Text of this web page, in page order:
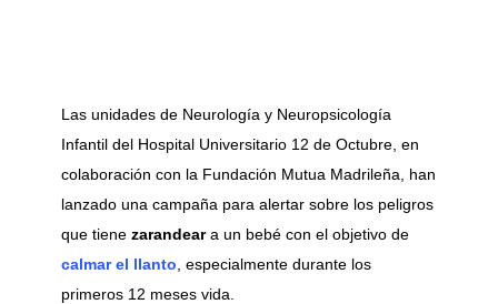
Las unidades de Neurología y Neuropsicología
Infantil del Hospital Universitario 12 de Octubre, en
colaboración con la Fundación Mutua Madrileña, han
lanzado una campaña para alertar sobre los peligros
que tiene zarandeara un bebé con el objetivo de
calmar el llanto , especialmente durante los
primeros 12 meses vida.